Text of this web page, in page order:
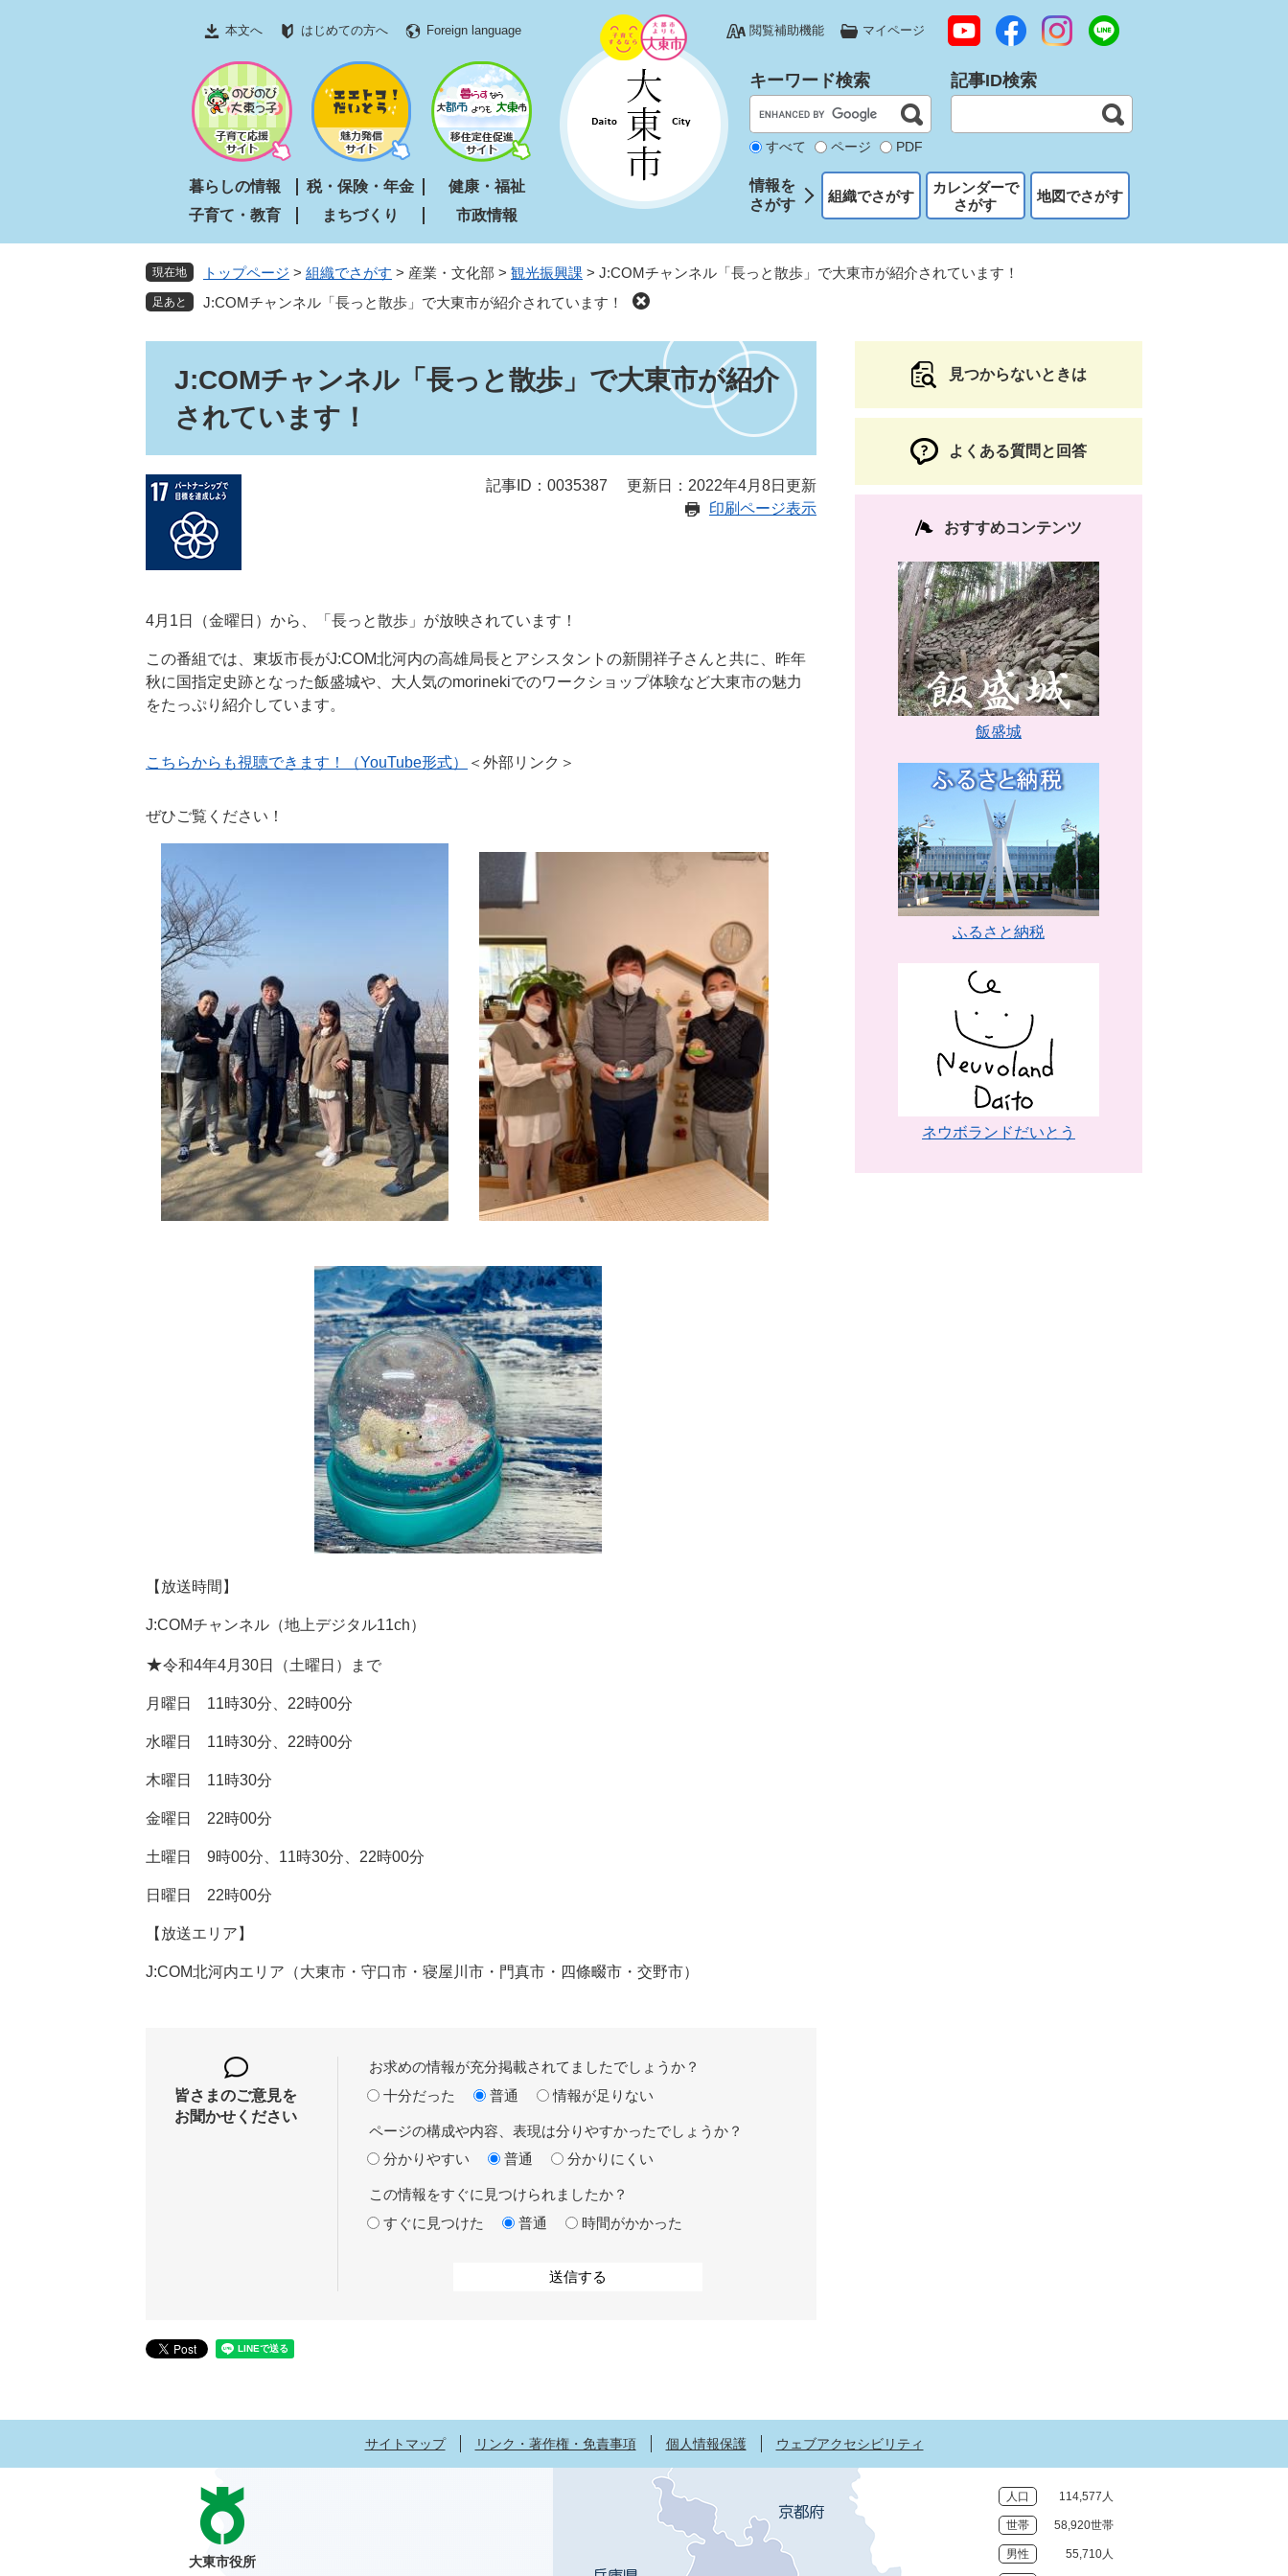
文
本文へ はじめての方へ Foreign language 閲覧補助機能 マイページ
暮らしの情報 税・保険・年金
健康・福祉
子育て・教育
まちづくり 市政情報
キーワード検索
すべて ページ PDF
記事ID検索
情報を
さがす
組織でさがす
カレンダーで
さがす
地図でさがす
現在地 トップページ > 組織でさがす > 産業・文化部 > 観光振興課 > J:COMチャンネル「長っと散歩」で大東市が紹介されています！
J:COMチャンネル「長っと散歩」で大東市が紹介されています！
J:COMチャンネル「長っと散歩」で大東市が紹介
されています！
記事ID：0035387
更新日：2022年4月8日更新
印刷ページ表示
4月1日（金曜日）から、「長っと散歩」が放映されています！
この番組では、東坂市長がJ:COM北河内の高雄局長とアシスタントの新開祥子さんと共に、昨年
秋に国指定史跡となった飯盛城や、大人気のmorinekiでのワークショップ体験など大東市の魅力
をたっぷり紹介しています。
こちらからも視聴できます！（YouTube形式） ＜外部リンク＞
ぜひご覧ください！
【放送時間】
J:COMチャンネル（地上デジタル11ch）
★令和4年4月30日（土曜日）まで
月曜日 11時30分、22時00分
水曜日 11時30分、22時00分
木曜日 11時30分
金曜日 22時00分
土曜日 9時00分、11時30分、22時00分
日曜日 22時00分
【放送エリア】
J:COM北河内エリア（大東市・守口市・寝屋川市・門真市・四條畷市・交野市）
皆さまのご意見を
お聞かせください
お求めの情報が充分掲載されてましたでしょうか？
十分だった
普通 情報が足りない
ページの構成や内容、表現は分りやすかったでしょうか？
分かりやすい
普通 分かりにくい
この情報をすぐに見つけられましたか？
すぐに見つけた
普通 時間がかかった
見つからないときは
よくある質問と回答
おすすめコンテンツ
飯盛城
ふるさと納税
ネウボランドだいとう
サイトマップ リンク・著作権・免責事項 個人情報保護 ウェブアクセシビリティ
人口 114,577人
世帯 58,920世帯
男性 55,710人
大東市役所